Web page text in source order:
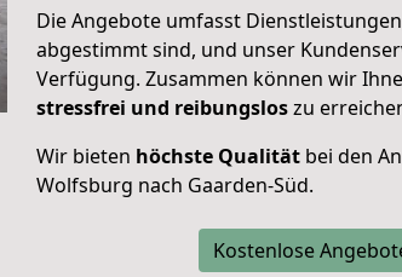
Die Angebote umfasst
abgestimmt sind, und unser
Verfügung. Zusammen können wir
stressfrei und reibungsloszu
Wir bieten höchste Qualität bei den
Wolfsburg nach Gaarden-Süd.
Kostenlose